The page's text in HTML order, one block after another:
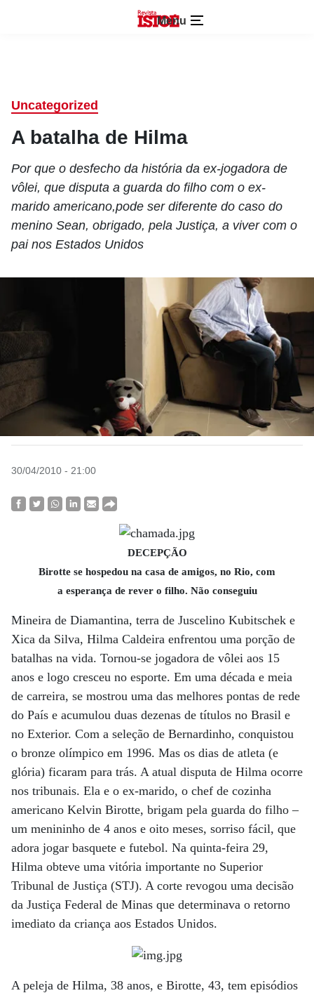
Menu
Uncategorized
A batalha de Hilma
Por que o desfecho da história da ex-jogadora de
vôlei, que disputa a guarda do filho com o ex-
marido americano,pode ser diferente do caso do
menino Sean, obrigado, pela Justiça, a viver com o
pai nos Estados Unidos
30/04/2010 - 21:00
DECEPÇÃO
Birotte se hospedou na casa de amigos, no Rio, com
a esperança de rever o filho. Não conseguiu
Mineira de Diamantina, terra de Juscelino Kubitschek e
Xica da Silva, Hilma Caldeira enfrentou uma porção de
batalhas na vida. Tornou-se jogadora de vôlei aos 15
anos e logo cresceu no esporte. Em uma década e meia
de carreira, se mostrou uma das melhores pontas de rede
do País e acumulou duas dezenas de títulos no Brasil e
no Exterior. Com a seleção de Bernardinho, conquistou
o bronze olímpico em 1996. Mas os dias de atleta (e
glória) ficaram para trás. A atual disputa de Hilma ocorre
nos tribunais. Ela e o ex-marido, o chef de cozinha
americano Kelvin Birotte, brigam pela guarda do filho –
um menininho de 4 anos e oito meses, sorriso fácil, que
adora jogar basquete e futebol. Na quinta-feira 29,
Hilma obteve uma vitória importante no Superior
Tribunal de Justiça (STJ). A corte revogou uma decisão
da Justiça Federal de Minas que determinava o retorno
imediato da criança aos Estados Unidos.
A peleja de Hilma, 38 anos, e Birotte, 43, tem episódios